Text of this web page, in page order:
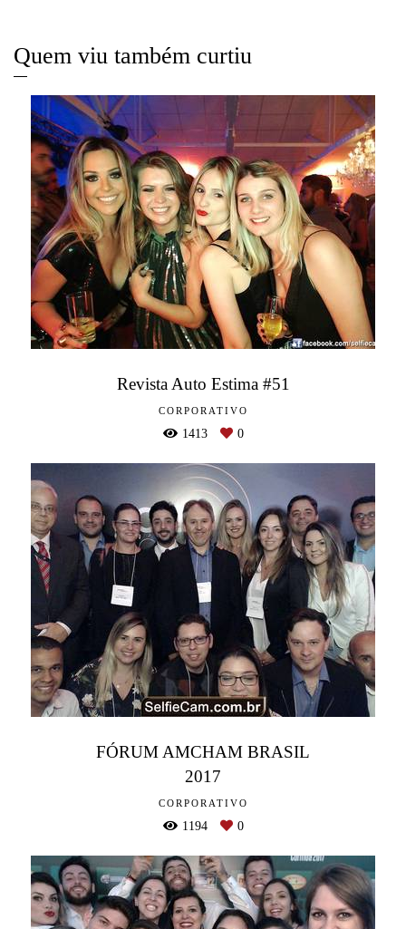
Quem viu também curtiu
Revista Auto Estima #51
CORPORATIVO
1413 0
FÓRUM AMCHAM BRASIL
2017
CORPORATIVO
1194 0